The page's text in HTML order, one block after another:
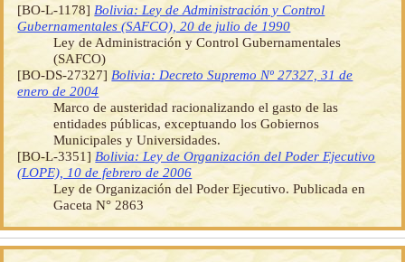
[BO-L-1178] Bolivia: Ley de Administración y Control
Gubernamentales (SAFCO), 20 de julio de 1990
Ley de Administración y Control Gubernamentales
(SAFCO)
[BO-DS-27327] Bolivia: Decreto Supremo Nº 27327, 31 de
enero de 2004
Marco de austeridad racionalizando el gasto de las
entidades públicas, exceptuando los Gobiernos
Municipales y Universidades.
[BO-L-3351] Bolivia: Ley de Organización del Poder Ejecutivo
(LOPE), 10 de febrero de 2006
Ley de Organización del Poder Ejecutivo. Publicada en
Gaceta N° 2863